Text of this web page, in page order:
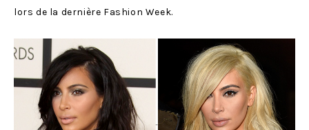
lors de la dernière Fashion Week.